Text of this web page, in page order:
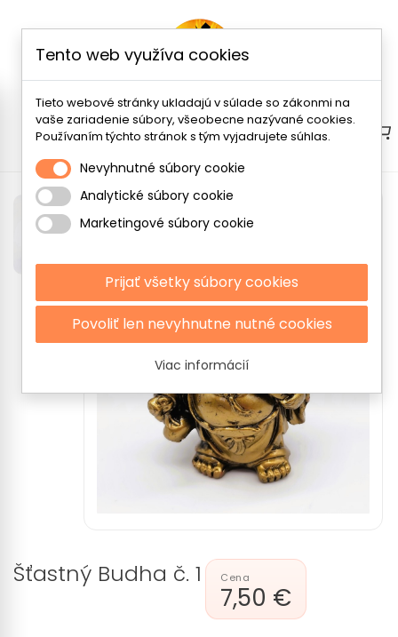
Menu
Šťastný Budha č. 1
7,50 €
Tento web využíva cookies
Tieto webové stránky ukladajú v súlade so zákonmi na
vaše zariadenie súbory, všeobecne nazývané cookies.
Používaním týchto stránok s tým vyjadrujete súhlas.
Nevyhnutné súbory cookie
Analytické súbory cookie
Marketingové súbory cookie
Prijať všetky súbory cookies
Povoliť len nevyhnutne nutné cookies
Viac informácií